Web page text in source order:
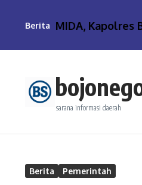
Berita
PIRAMIDA, Kapolres
sarana informasi daerah
Berita Pemerintah